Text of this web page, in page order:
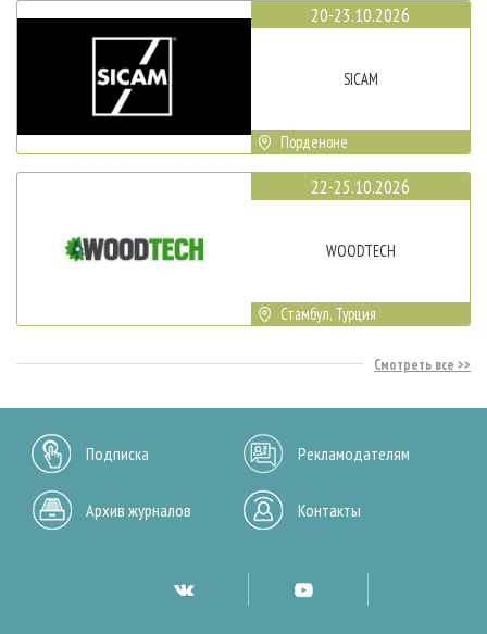
20-23.10.2026
SICAM
Порденоне
22-25.10.2026
WOODTECH
Стамбул, Турция
Смотреть все
Подписка Рекламодателям
Архив журналов Контакты